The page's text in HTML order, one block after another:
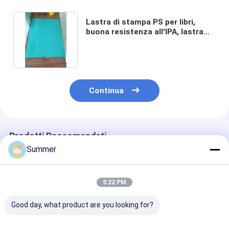
Lastra di stampa PS per libri,
buona resistenza all'IPA, lastra
Continua
Prodotti Raccomandati
Summer
5:22 PM
Good day, what product are you looking for?